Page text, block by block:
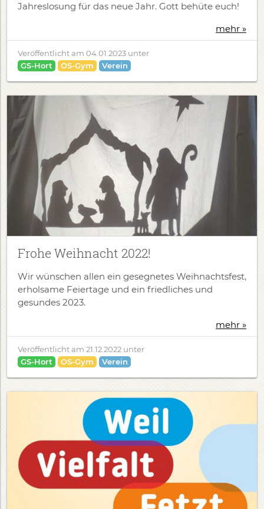
Jahreslosung für das neue Jahr. Gott behüte euch!
mehr »
Veröffentlicht am 04.01.2023 unter
GS-Hort
OS-Gym Verein
Frohe Weihnacht 2022!
Wir wünschen allen ein gesegnetes Weihnachtsfest,
erholsame Feiertage und ein friedliches und
gesundes 2023.
mehr »
Veröffentlicht am 21.12.2022 unter
GS-Hort
OS-Gym Verein